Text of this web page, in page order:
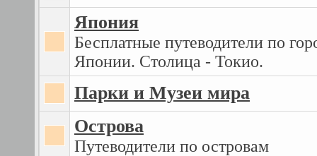
Япония
Бесплатные путеводители по
Японии. Столица - Токио.
Парки и Музеи мира
Острова
Путеводители по островам